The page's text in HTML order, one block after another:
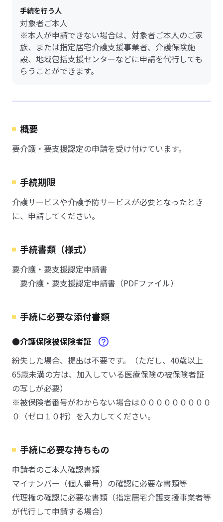
手続を行う人
対象者ご本人
※本人が申請できない場合は、対象者ご本人のご家
族、または指定居宅介護支援事業者、介護保険施
設、地域包括支援センターなどに申請を代行しても
らうことができます。
概要
要介護・要支援認定の申請を受け付けています。
手続期限
介護サービスや介護予防サービスが必要となったとき
に、申請してください。
手続書類（様式）
要介護・要支援認定申請書
要介護・要支援認定申請書（PDFファイル）
手続に必要な添付書類
●介護保険被保険者証
紛失した場合、提出は不要です。（ただし、40歳以上
65歳未満の方は、加入している医療保険の被保険者証
の写しが必要）
※被保険者番号がわからない場合は０００００００００
０（ゼロ１０桁）を入力してください。
手続に必要な持ちもの
申請者のご本人確認書類
マイナンバー（個人番号）の確認に必要な書類等
代理権の確認に必要な書類（指定居宅介護支援事業者等
が代行して申請する場合）